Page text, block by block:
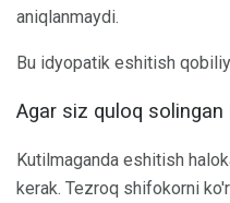
aniqlanmaydi.
Bu idyopatik eshitish
Agar siz quloq
Kutilmaganda eshitish
kerak. Tezroq shifokorni